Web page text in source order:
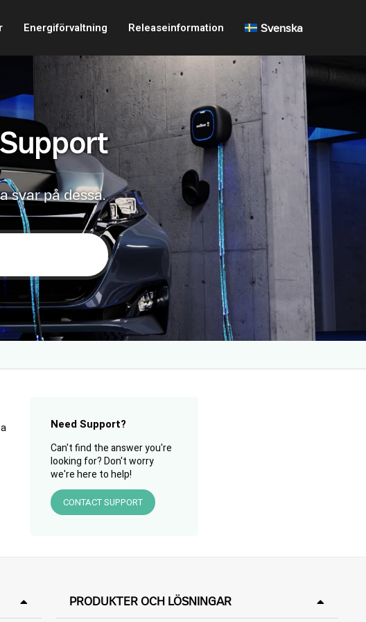
Energiförvaltning Releaseinformation Svenska
svar på dessa.
Need Support?
Can't find the answer you're
looking for? Don't worry
we're here to help!
CONTACT SUPPORT
PRODUKTER OCH LÖSNINGAR